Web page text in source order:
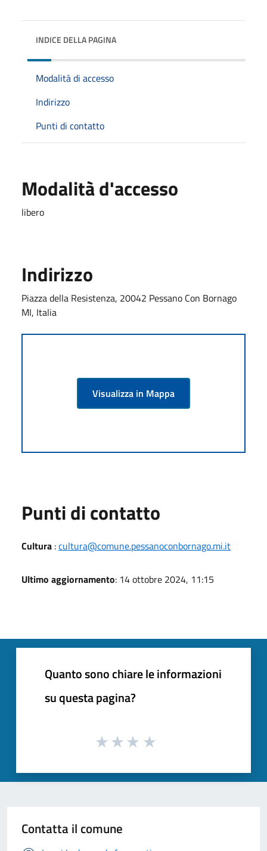
INDICE DELLA PAGINA
Modalità di accesso
Indirizzo
Punti di contatto
Modalità d'accesso
libero
Indirizzo
Piazza della Resistenza, 20042 Pessano Con Bornago
MI, Italia
Visualizza in Mappa
Punti di contatto
Cultura :cultura@comune.pessanoconbornago.mi.it
Ultimo aggiornamento: 14 ottobre 2024, 11:15
Quanto sono chiare le informazioni
su questa pagina?
Contatta il comune